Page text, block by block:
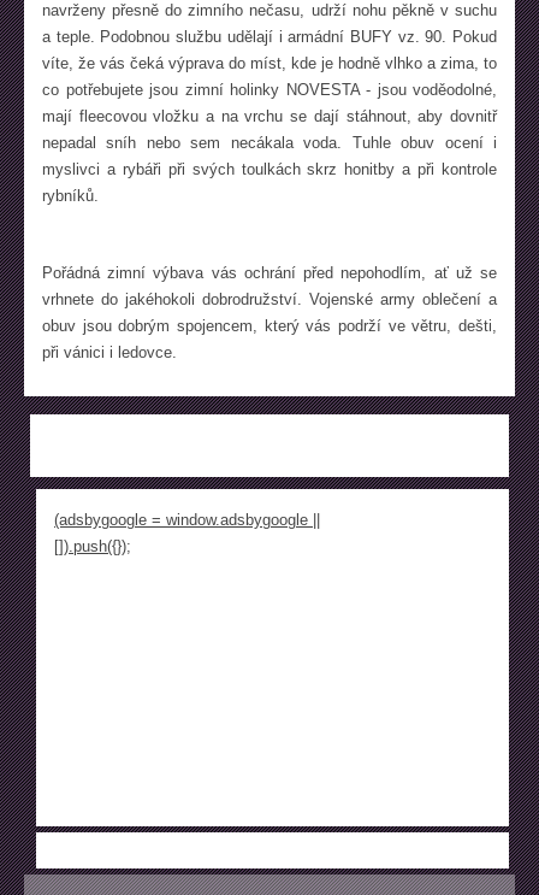
navrženy přesně do zimního nečasu, udrží nohu pěkně v suchu
a teple. Podobnou službu udělají i armádní BUFY vz. 90. Pokud
víte, že vás čeká výprava do míst, kde je hodně vlhko a zima, to
co potřebujete jsou zimní holinky NOVESTA - jsou voděodolné,
mají fleecovou vložku a na vrchu se dají stáhnout, aby dovnitř
nepadal sníh nebo sem necákala voda. Tuhle obuv ocení i
myslivci a rybáři při svých toulkách skrz honitby a při kontrole
rybníků.
Pořádná zimní výbava vás ochrání před nepohodlím, ať už se
vrhnete do jakéhokoli dobrodružství. Vojenské army oblečení a
obuv jsou dobrým spojencem, který vás podrží ve větru, dešti,
při vánici i ledovce.
(adsbygoogle = window.adsbygoogle ||
[]).push({});